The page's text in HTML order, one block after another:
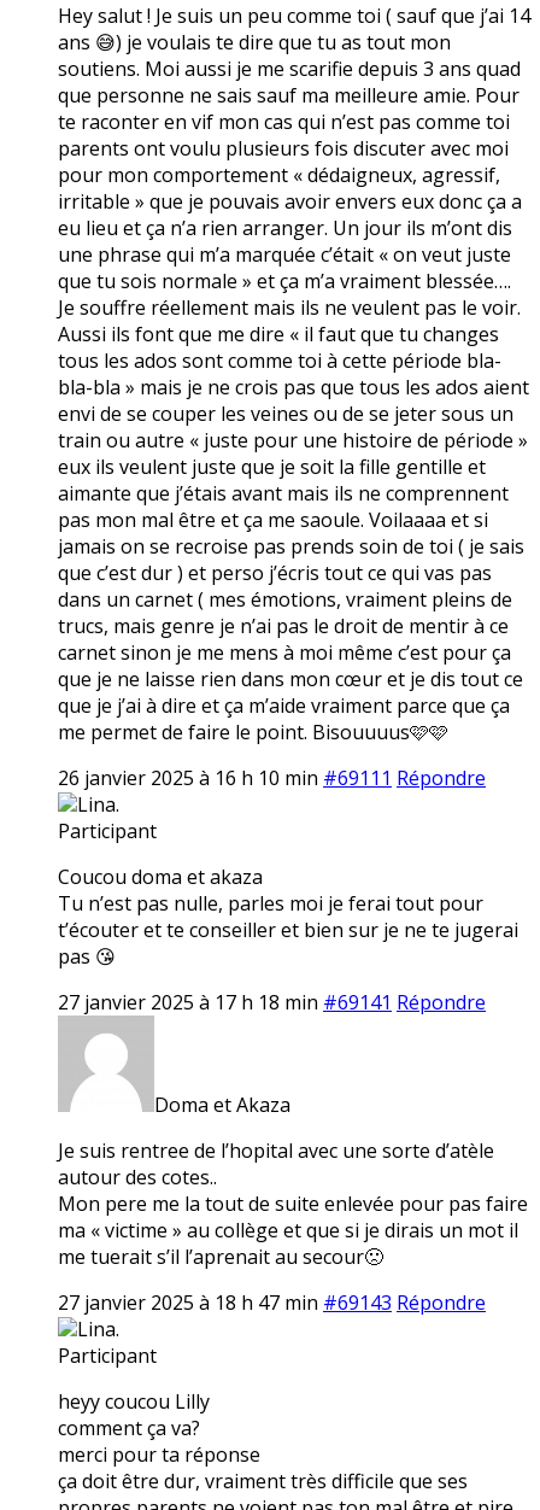
Hey salut ! Je suis un peu comme toi ( sauf que j’ai 14
ans 😅) je voulais te dire que tu as tout mon
soutiens. Moi aussi je me scarifie depuis 3 ans quad
que personne ne sais sauf ma meilleure amie. Pour
te raconter en vif mon cas qui n’est pas comme toi
parents ont voulu plusieurs fois discuter avec moi
pour mon comportement « dédaigneux, agressif,
irritable » que je pouvais avoir envers eux donc ça a
eu lieu et ça n’a rien arranger. Un jour ils m’ont dis
une phrase qui m’a marquée c’était « on veut juste
que tu sois normale » et ça m’a vraiment blessée….
Je souffre réellement mais ils ne veulent pas le voir.
Aussi ils font que me dire « il faut que tu changes
tous les ados sont comme toi à cette période bla-
bla-bla » mais je ne crois pas que tous les ados aient
envi de se couper les veines ou de se jeter sous un
train ou autre « juste pour une histoire de période »
eux ils veulent juste que je soit la fille gentille et
aimante que j’étais avant mais ils ne comprennent
pas mon mal être et ça me saoule. Voilaaaa et si
jamais on se recroise pas prends soin de toi ( je sais
que c’est dur ) et perso j’écris tout ce qui vas pas
dans un carnet ( mes émotions, vraiment pleins de
trucs, mais genre je n’ai pas le droit de mentir à ce
carnet sinon je me mens à moi même c’est pour ça
que je ne laisse rien dans mon cœur et je dis tout ce
que je j’ai à dire et ça m’aide vraiment parce que ça
me permet de faire le point. Bisouuuus🩷🩷
26 janvier 2025 à 16 h 10 min #69111 Répondre
Lina.
Participant
Coucou doma et akaza
Tu n’est pas nulle, parles moi je ferai tout pour
t’écouter et te conseiller et bien sur je ne te jugerai
pas 😘
27 janvier 2025 à 17 h 18 min #69141 Répondre
Doma et Akaza
Je suis rentree de l’hopital avec une sorte d’atèle
autour des cotes..
Mon pere me la tout de suite enlevée pour pas faire
ma « victime » au collège et que si je dirais un mot il
me tuerait s’il l’aprenait au secour🙁
27 janvier 2025 à 18 h 47 min #69143 Répondre
Lina.
Participant
heyy coucou Lilly
comment ça va?
merci pour ta réponse
ça doit être dur, vraiment très difficile que ses